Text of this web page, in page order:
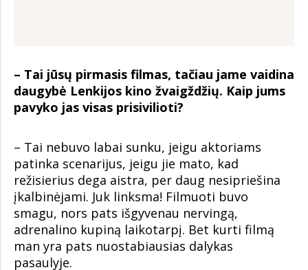
– Tai jūsų pirmasis filmas, tačiau jame vaidina
daugybė Lenkijos kino žvaigždžių. Kaip jums
pavyko jas visas prisivilioti?
– Tai nebuvo labai sunku, jeigu aktoriams
patinka scenarijus, jeigu jie mato, kad
režisierius dega aistra, per daug nesipriešina
įkalbinėjami. Juk linksma! Filmuoti buvo
smagu, nors pats išgyvenau nervingą,
adrenalino kupiną laikotarpį. Bet kurti filmą
man yra pats nuostabiausias dalykas
pasaulyje.